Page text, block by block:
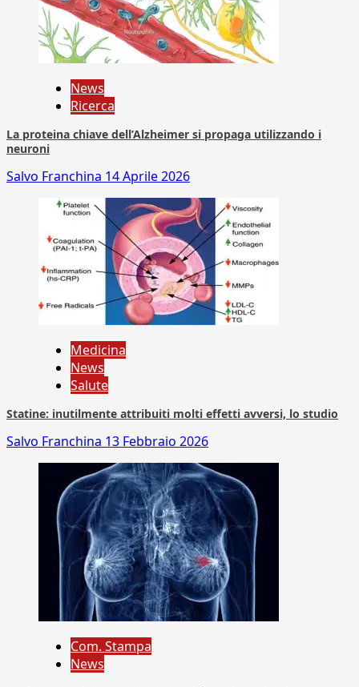
News
Ricerca
La proteina chiave dell’Alzheimer si propaga utilizzando i
neuroni
Salvo Franchina 14 Aprile 2026
Medicina
News
Salute
Statine: inutilmente attribuiti molti effetti avversi, lo studio
Salvo Franchina 13 Febbraio 2026
Com. Stampa
News